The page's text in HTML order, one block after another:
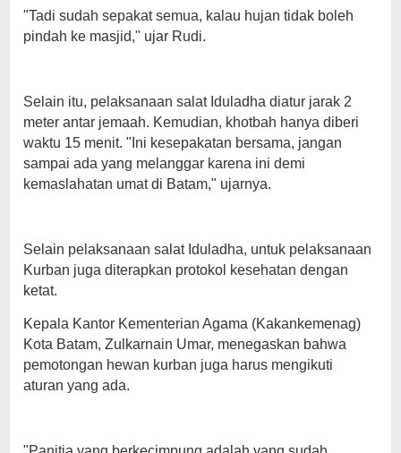
"Tadi sudah sepakat semua, kalau hujan tidak boleh
pindah ke masjid," ujar Rudi.
Selain itu, pelaksanaan salat Iduladha diatur jarak 2
meter antar jemaah. Kemudian, khotbah hanya diberi
waktu 15 menit. "Ini kesepakatan bersama, jangan
sampai ada yang melanggar karena ini demi
kemaslahatan umat di Batam," ujarnya.
Selain pelaksanaan salat Iduladha, untuk pelaksanaan
Kurban juga diterapkan protokol kesehatan dengan
ketat.
Kepala Kantor Kementerian Agama (Kakankemenag)
Kota Batam, Zulkarnain Umar, menegaskan bahwa
pemotongan hewan kurban juga harus mengikuti
aturan yang ada.